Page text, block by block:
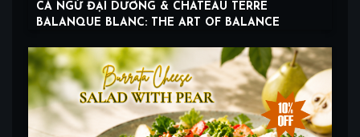
CÁ NGỪ ĐẠI DƯƠNG & CHÂTEAU TERRE
BALANQUE BLANC: THE ART OF BALANCE